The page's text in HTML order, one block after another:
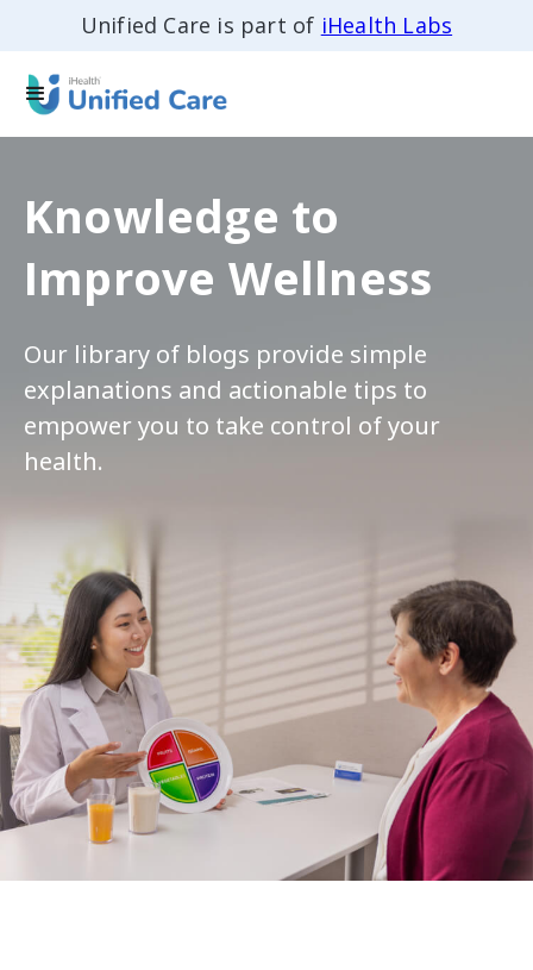
Unified Care is part of iHealth Labs
Knowledge to
Improve Wellness
Our library of blogs provide simple
explanations and actionable tips to
empower you to take control of your
health.